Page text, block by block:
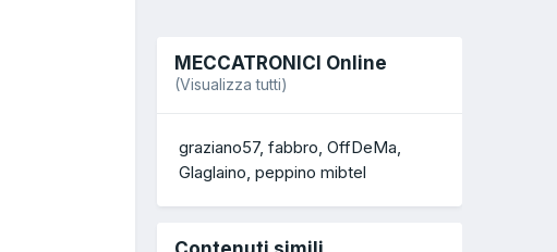
MECCATRONICI Online
(Visualizza tutti)
graziano57 fabbro OffDeMa
Glaglaino peppino mibtel